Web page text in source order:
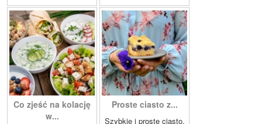
Co zjeść na kolację
w...
Proste ciasto z...
Szybkie i proste ciasto,